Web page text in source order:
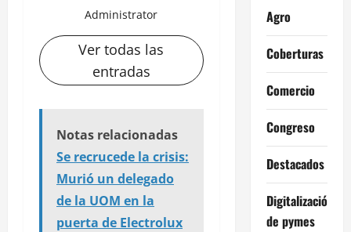
Administrator
Ver todas las
entradas
Notas relacionadas
Se recrucede la crisis:
Murió un delegado
de la UOM en la
puerta de Electrolux
Agro
Coberturas
Comercio
Congreso
Destacados
Digitalización
de pymes